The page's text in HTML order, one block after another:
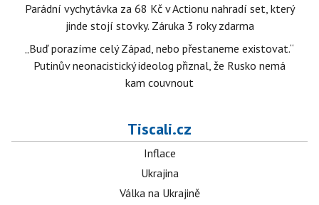
Parádní vychytávka za 68 Kč v Actionu nahradí set, který
jinde stojí stovky. Záruka 3 roky zdarma
„Buď porazíme celý Západ, nebo přestaneme existovat.“
Putinův neonacistický ideolog přiznal, že Rusko nemá
kam couvnout
Tiscali.cz
Inflace
Ukrajina
Válka na Ukrajině